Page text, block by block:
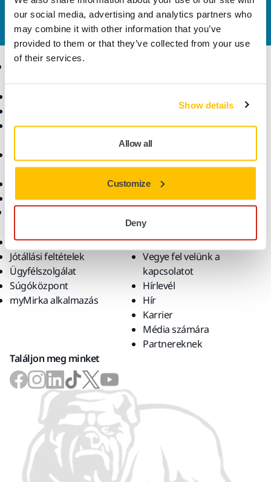
our social media, advertising and analytics partners who
may combine it with other information that you’ve
provided to them or that they’ve collected from your use
of their services.
Show details
Allow all
Customize
Deny
kapcsolatot
és szakértő Támogató csapatunk
válaszol kérdéseire.
Csiszolóanyagok és
fogyóanyagok
Szuperkoptató anyagok
Top márkák
Alkalmazások
Megoldások
Támogatás
Letöltések
Jótállási feltételek
Ügyfélszolgálat
Súgóközpont
myMirka alkalmazás
Rólunk
Vegye fel velünk a
kapcsolatot
Hírlevél
Hír
Karrier
Média számára
Partnereknek
Találjon meg minket